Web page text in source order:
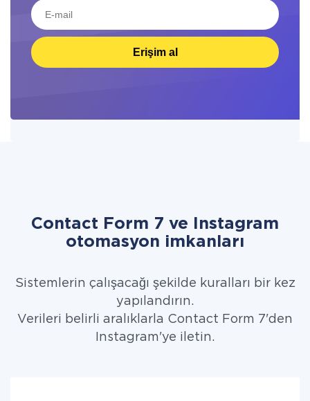
Erişim al
Contact Form 7 ve Instagram
otomasyon imkanları
Sistemlerin çalışacağı şekilde kuralları bir kez
yapılandırın.
Verileri belirli aralıklarla Contact Form 7'den
Instagram'ye iletin.